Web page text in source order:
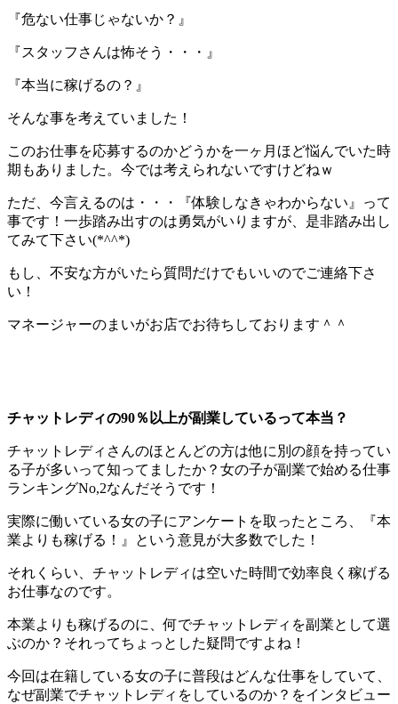
『危ない仕事じゃないか？』
『スタッフさんは怖そう・・・』
『本当に稼げるの？』
そんな事を考えていました！
このお仕事を応募するのかどうかを一ヶ月ほど悩んでいた時
期もありました。今では考えられないですけどねｗ
ただ、今言えるのは・・・『体験しなきゃわからない』って
事です！一歩踏み出すのは勇気がいりますが、是非踏み出し
てみて下さい(*^^*)
もし、不安な方がいたら質問だけでもいいのでご連絡下さ
い！
マネージャーのまいがお店でお待ちしております＾＾
チャットレディの90％以上が副業しているって本当？
チャットレディさんのほとんどの方は他に別の顔を持ってい
る子が多いって知ってましたか？女の子が副業で始める仕事
ランキングNo,2なんだそうです！
実際に働いている女の子にアンケートを取ったところ、『本
業よりも稼げる！』という意見が大多数でした！
それくらい、チャットレディは空いた時間で効率良く稼げる
お仕事なのです。
本業よりも稼げるのに、何でチャットレディを副業として選
ぶのか？それってちょっとした疑問ですよね！
今回は在籍している女の子に普段はどんな仕事をしていて、
なぜ副業でチャットレディをしているのか？をインタビュー